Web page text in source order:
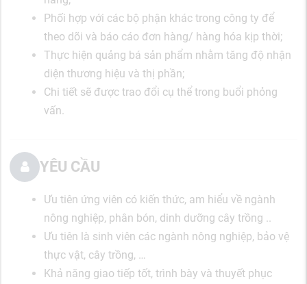
Phối hợp với các bộ phận khác trong công ty để
theo dõi và báo cáo đơn hàng/ hàng hóa kịp thời;
Thực hiện quảng bá sản phẩm nhằm tăng độ nhận
diện thương hiệu và thị phần;
Chi tiết sẽ được trao đổi cụ thể trong buổi phỏng
vấn.
YÊU CẦU
Ưu tiên ứng viên có kiến thức, am hiểu về ngành
nông nghiệp, phân bón, dinh dưỡng cây trồng ..
Ưu tiên là sinh viên các ngành nông nghiệp, bảo vệ
thực vật, cây trồng, …
Khả năng giao tiếp tốt, trình bày và thuyết phục